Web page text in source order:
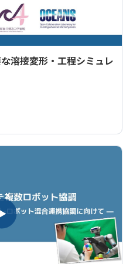
溶接変形・工程シミュレ